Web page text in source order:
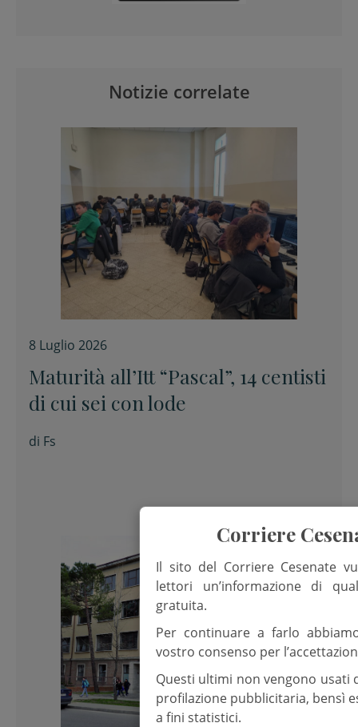
Notizie correlate
8 Luglio 2026
Maturità all’Itt “Pascal”, 14 centisti
di cui sei con lode
di Fs
Corriere
Il sito del Corriere Cesenate
lettori un’informazione di
gratuita.
Per continuare a farlo
vostro consenso per
Questi ultimi non vengono usati
profilazione pubblicitaria, bensì
a fini statistici.